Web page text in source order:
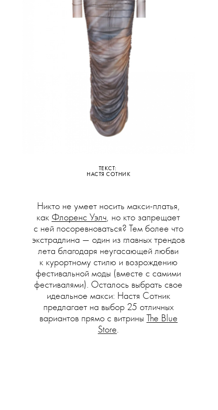
ТЕКСТ:
НАСТЯ СОТНИК
Никто не умеет носить макси-платья,
как Флоренс Уэлч, но кто запрещает
с ней посоревноваться? Тем более что
экстрадлина — один из главных трендов
лета благодаря неугасающей любви
к курортному стилю и возрождению
фестивальной моды (вместе с самими
фестивалями). Осталось выбрать свое
идеальное макси: Настя Сотник
предлагает на выбор 25 отличных
вариантов прямо с витрины
The Blue
Store.